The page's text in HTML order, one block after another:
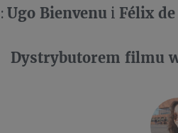
Ugo Bienvenu i Félix
Dystrybutorem filmu